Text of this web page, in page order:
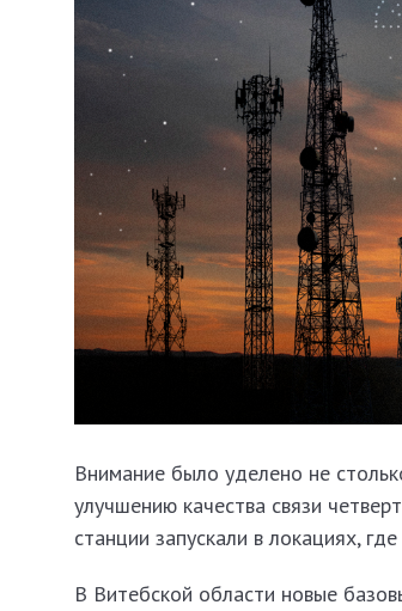
Внимание было уделено не
улучшению качества связи
станции запускали в локациях,
В Витебской области новые